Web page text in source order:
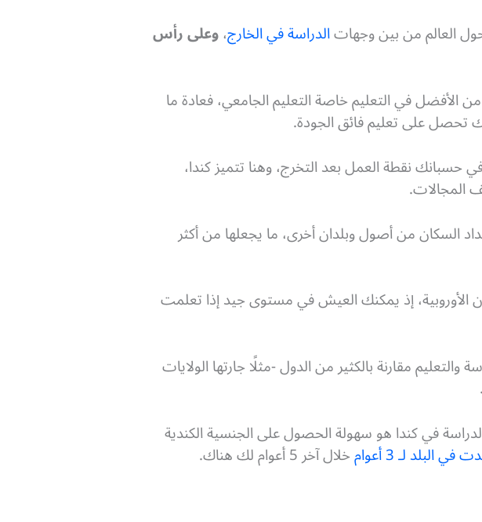
العالم من بين وجهاتالدراسة في الخارج،وعلى رأس
الأفضل في التعليم خاصة التعليم الجامعي، فعادة ما
تحصل على تعليم فائق الجودة.
نقطة العمل بعد التخرج، وهنا تتميز كندا،
المجالات.
السكان من أصول وبلدان أخرى، ما يجعلها من أكثر
الأوروبية، إذ يمكنك العيش في مستوى جيد إذا تعلمت
مقارنة بالكثير من الدول -مثلًا جارتها الولايات
في كندا هو سهولة الحصول على الجنسية الكندية
البلد لـ 3 أعوام
خلال آخر 5 أعوام لك هناك.